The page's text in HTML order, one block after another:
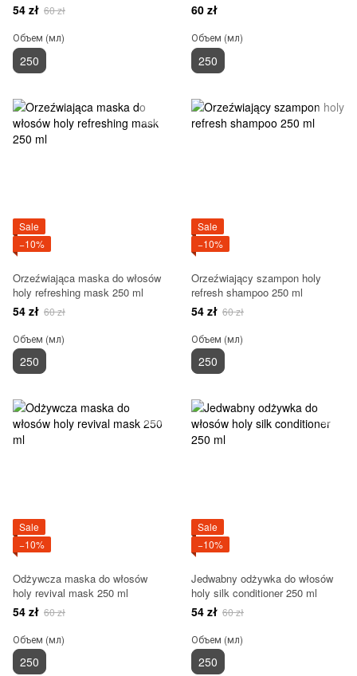
54 zł 60 zł
Объем (мл)
250
60 zł
Объем (мл)
250
Sale
−10%
Orzeźwiająca maska do włosów
holy refreshing mask 250 ml
54 zł 60 zł
Объем (мл)
250
Sale
−10%
Orzeźwiający szampon holy
refresh shampoo 250 ml
54 zł 60 zł
Объем (мл)
250
Sale
−10%
Odżywcza maska do włosów
holy revival mask 250 ml
54 zł 60 zł
Объем (мл)
250
Sale
−10%
Jedwabny odżywka do włosów
holy silk conditioner 250 ml
54 zł 60 zł
Объем (мл)
250